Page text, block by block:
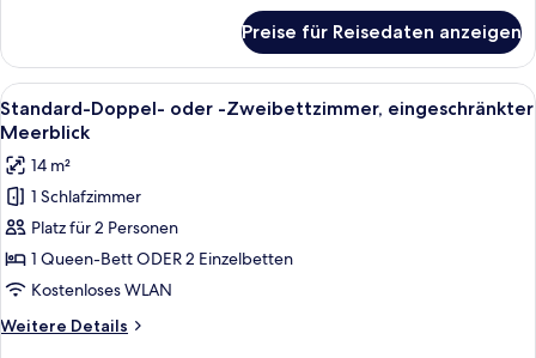
Doppel-
oder
-
Zweibettzimmer
Preise für Reisedaten anzeigen
Alle
Fotos
für
Standard-
Doppel-
oder
-
Zweibettzimmer,
eingeschränkter
Meerblick
Ein Hotelzimmer mit Fernseher, der
8
Standard-Doppel- oder -Zweibettzimmer, eingeschränkter
Meerblick
14 m²
1 Schlafzimmer
Platz für 2 Personen
1 Queen-Bett ODER 2 Einzelbetten
Kostenloses WLAN
Weitere Details
Weitere